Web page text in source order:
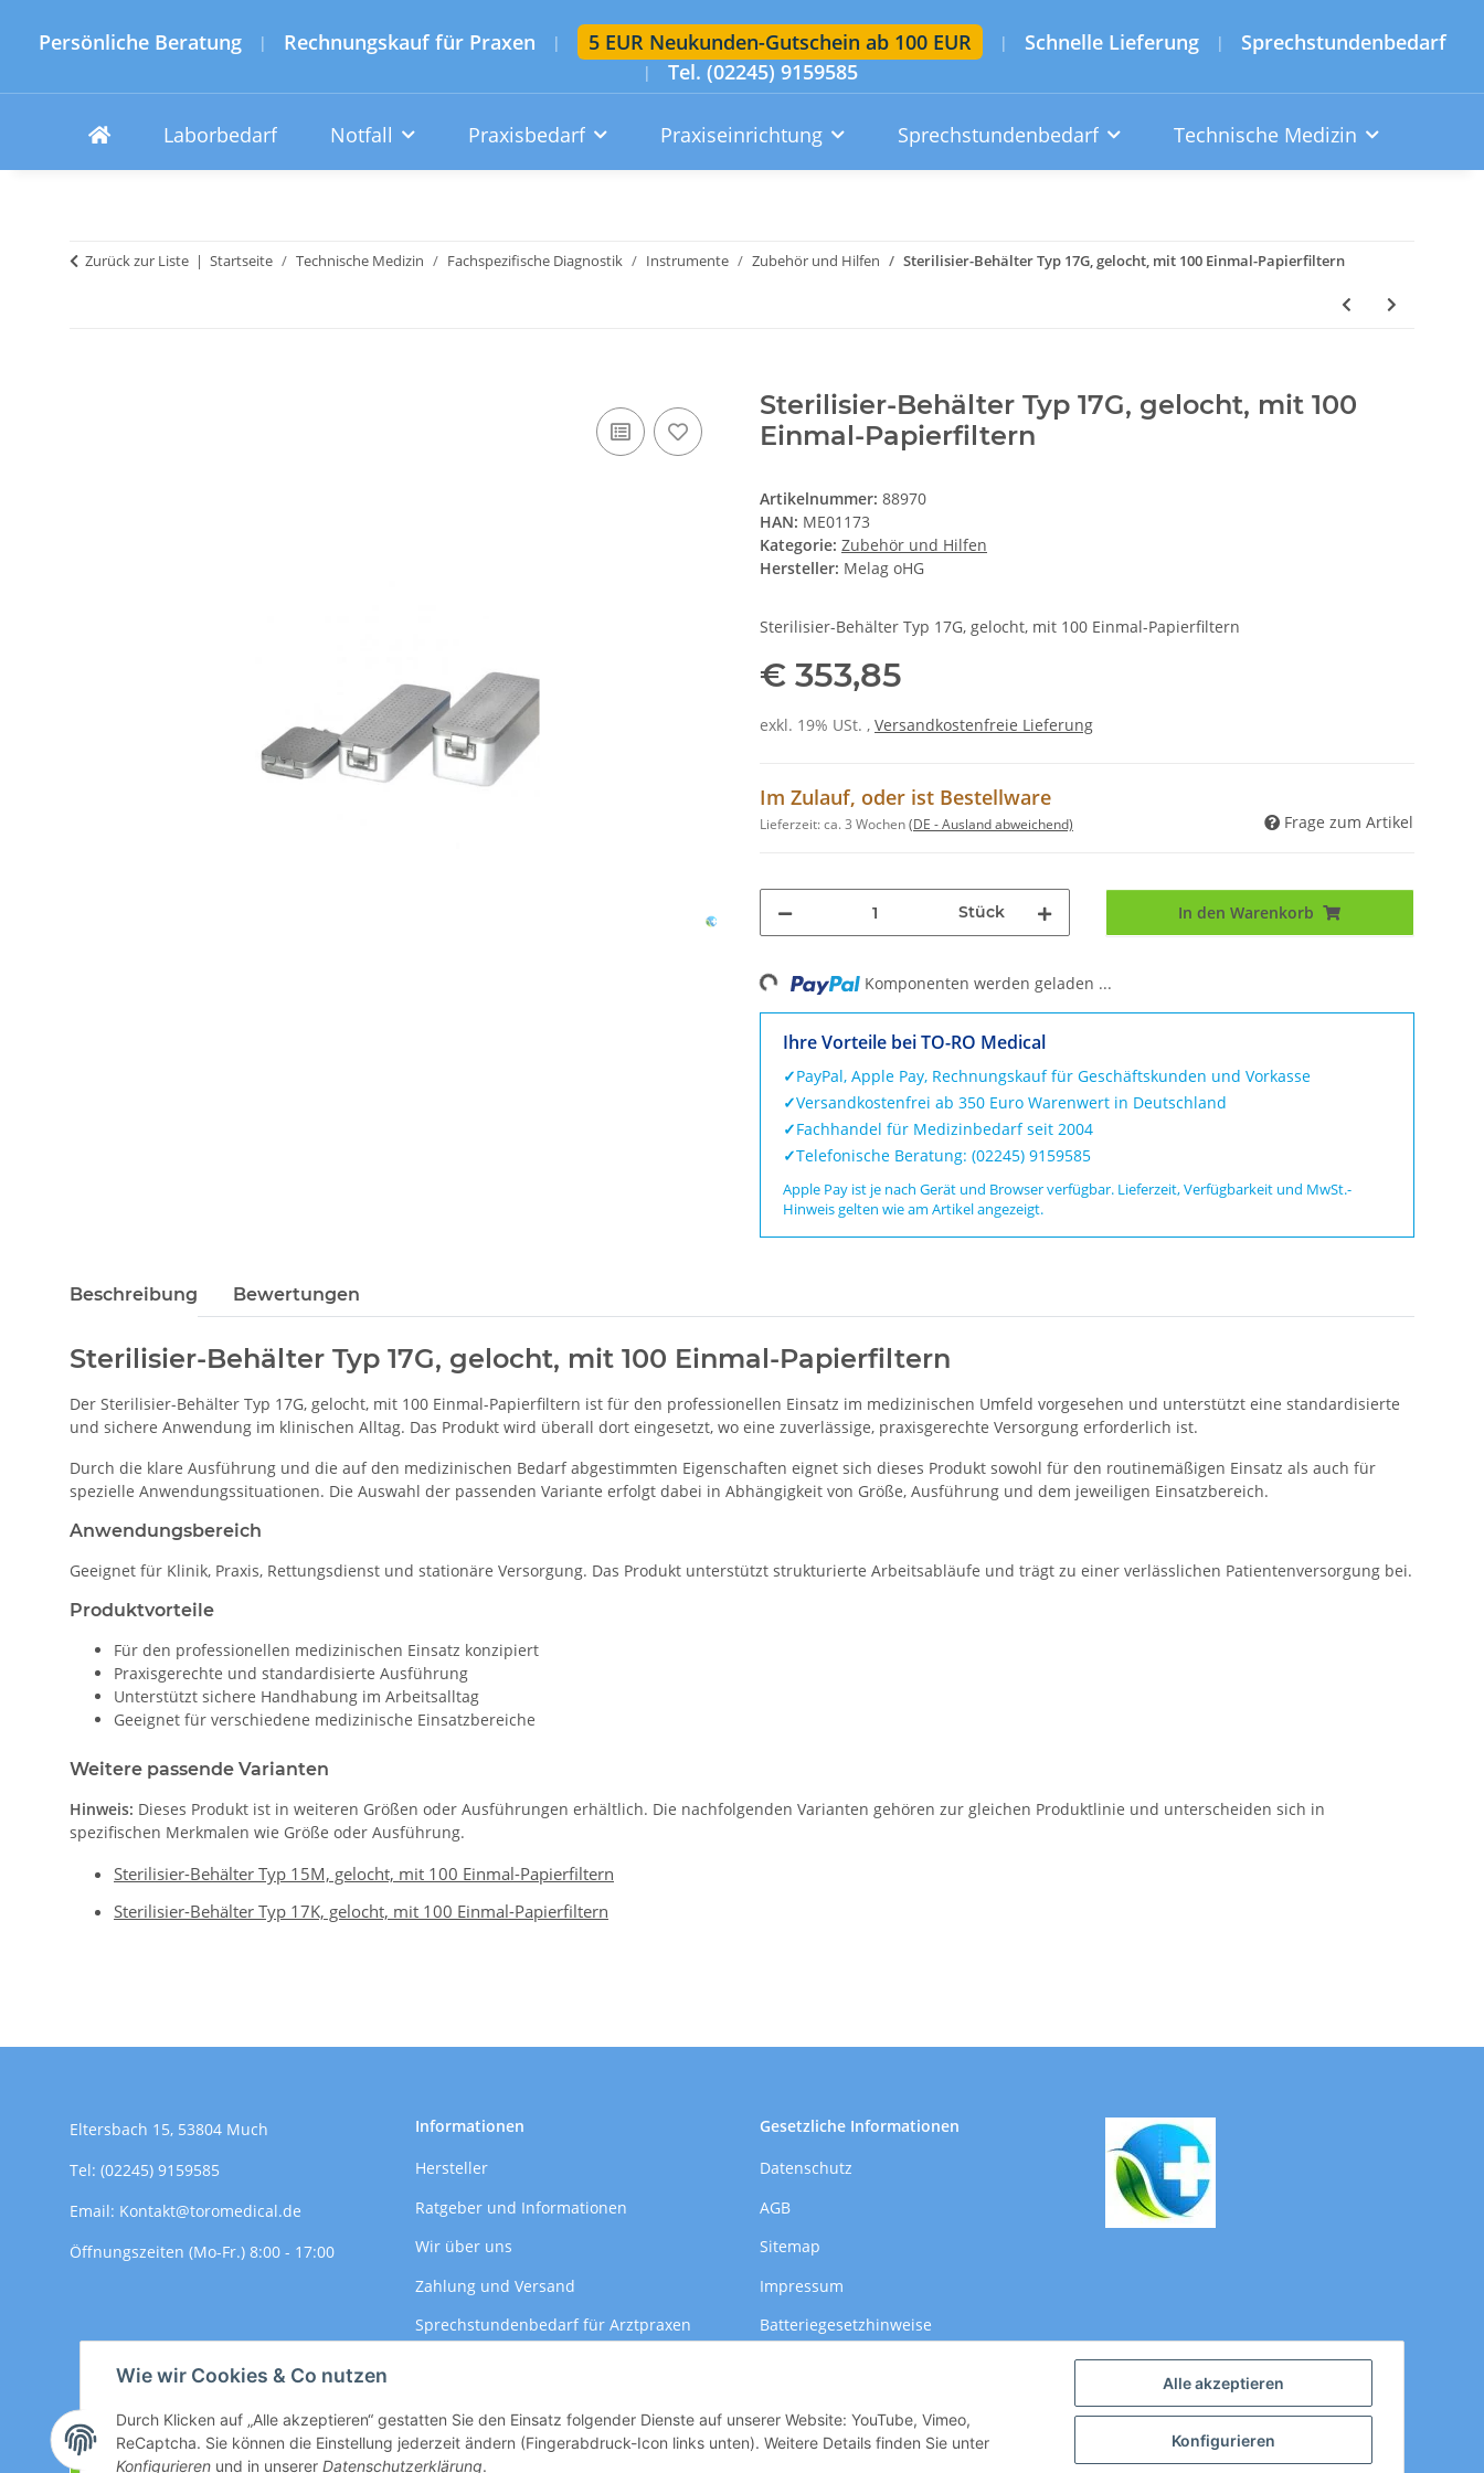
Persönliche Beratung | Rechnungskauf für Praxen | 5 EUR Neukunden-Gutschein ab 100 EUR | Schnelle Lieferung | Sprechstundenbedarf
| Tel. (02245) 9159585
Alle akzeptieren
Konfigurieren
Wie wir Cookies & Co nutzen
Durch Klicken auf „Alle akzeptieren“ gestatten Sie den Einsatz folgender Dienste auf unserer Website: YouTube, Vimeo,
ReCaptcha. Sie können die Einstellung jederzeit ändern (Fingerabdruck-Icon links unten). Weitere Details finden Sie unter
Konfigurieren und in unserer Datenschutzerklärung.
Laborbedarf Notfall Praxisbedarf Praxiseinrichtung Sprechstundenbedarf Technische Medizin
Suchen
Zurück zur Liste Startseite Technische Medizin Fachspezifische Diagnostik Instrumente Zubehör und Hilfen Sterilisier-Behälter Typ 17G, gelocht, mit 100 Einmal-Papierfiltern
Sterilisier-Behälter Typ 17G, gelocht, mit 100
Einmal-Papierfiltern
Artikelnummer: 88970
HAN: ME01173
Kategorie: Zubehör und Hilfen
Hersteller: Melag oHG
Sterilisier-Behälter Typ 17G, gelocht, mit 100 Einmal-Papierfiltern
€ 353,85
exkl. 19% USt. , Versandkostenfreie Lieferung
Im Zulauf, oder ist Bestellware
Lieferzeit:ca. 3 Wochen(DE - Ausland abweichend) Frage zum Artikel
Stück In den Warenkorb
Loading... Komponenten werden geladen ...
Ihre Vorteile bei TO-RO Medical
✓PayPal, Apple Pay, Rechnungskauf für Geschäftskunden und Vorkasse
✓Versandkostenfrei ab 350 Euro Warenwert in Deutschland
✓Fachhandel für Medizinbedarf seit 2004
✓Telefonische Beratung: (02245) 9159585
Apple Pay ist je nach Gerät und Browser verfügbar. Lieferzeit, Verfügbarkeit und MwSt.-
Hinweis gelten wie am Artikel angezeigt.
Beschreibung Bewertungen
Sterilisier-Behälter Typ 17G, gelocht, mit 100 Einmal-Papierfiltern
Der Sterilisier-Behälter Typ 17G, gelocht, mit 100 Einmal-Papierfiltern ist für den professionellen Einsatz im medizinischen Umfeld vorgesehen und unterstützt eine standardisierte
und sichere Anwendung im klinischen Alltag. Das Produkt wird überall dort eingesetzt, wo eine zuverlässige, praxisgerechte Versorgung erforderlich ist.
Durch die klare Ausführung und die auf den medizinischen Bedarf abgestimmten Eigenschaften eignet sich dieses Produkt sowohl für den routinemäßigen Einsatz als auch für
spezielle Anwendungssituationen. Die Auswahl der passenden Variante erfolgt dabei in Abhängigkeit von Größe, Ausführung und dem jeweiligen Einsatzbereich.
Anwendungsbereich
Geeignet für Klinik, Praxis, Rettungsdienst und stationäre Versorgung. Das Produkt unterstützt strukturierte Arbeitsabläufe und trägt zu einer verlässlichen Patientenversorgung bei.
Produktvorteile
Für den professionellen medizinischen Einsatz konzipiert
Praxisgerechte und standardisierte Ausführung
Unterstützt sichere Handhabung im Arbeitsalltag
Geeignet für verschiedene medizinische Einsatzbereiche
Weitere passende Varianten
Hinweis: Dieses Produkt ist in weiteren Größen oder Ausführungen erhältlich. Die nachfolgenden Varianten gehören zur gleichen Produktlinie und unterscheiden sich in
spezifischen Merkmalen wie Größe oder Ausführung.
Sterilisier-Behälter Typ 15M, gelocht, mit 100 Einmal-Papierfiltern
Sterilisier-Behälter Typ 17K, gelocht, mit 100 Einmal-Papierfiltern
Eltersbach 15, 53804 Much
Tel: (02245) 9159585
Email: Kontakt@toromedical.de
Öffnungszeiten (Mo-Fr.) 8:00 - 17:00
Informationen
Hersteller
Ratgeber und Informationen
Wir über uns
Zahlung und Versand
Sprechstundenbedarf für Arztpraxen
Gesetzliche Informationen
Datenschutz
AGB
Sitemap
Impressum
Batteriegesetzhinweise
Vertrag widerrufen